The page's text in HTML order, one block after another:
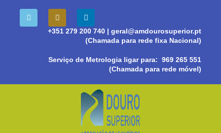
+351 279 200 740 | geral@amdourosuperior.pt
(Chamada para rede fixa Nacional)
Serviço de Metrologia ligar para: 969 265 551
(Chamada para rede móvel)